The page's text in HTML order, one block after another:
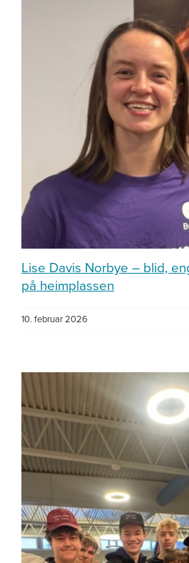
Lise Davis Norbye – blid,
på heimplassen
10. februar 2026